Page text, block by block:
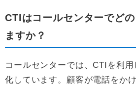
CTIはコールセンターでど
ますか？
コールセンターでは、CTIを利
化しています。顧客が電話をか